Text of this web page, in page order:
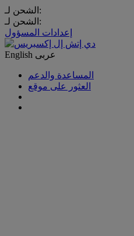
الشحن لـ:
الشحن لـ:
إعدادات المسؤول
English عربى
المساعدة والدعم
العثور على موقع